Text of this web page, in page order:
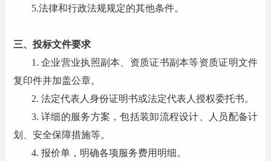
5.法律和行政法规规定的其他条件。
三、投标文件要求
1. 企业营业执照副本、资质证书副本等资质证明文件
复印件并加盖公章。
2. 法定代表人身份证明书或法定代表人授权委托书。
3. 详细的服务方案，包括装卸流程设计、人员配备计
划、安全保障措施等。
4. 报价单，明确各项服务费用明细。